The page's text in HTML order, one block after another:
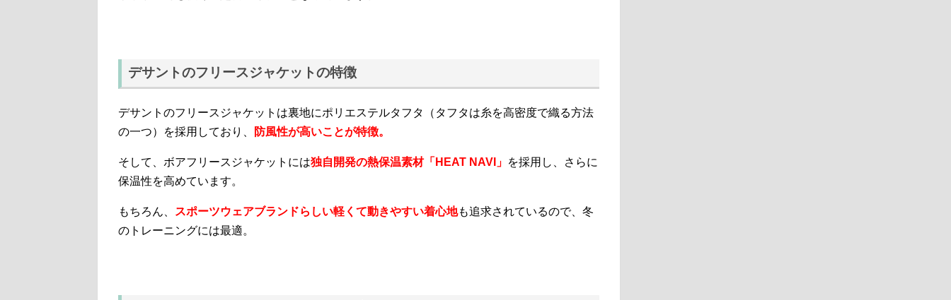
デサントのフリースジャケットの特徴
デサントのフリースジャケットは裏地にポリエステルタフタ（タフタは糸を高密度で織る方法
の一つ）を採用しており、
防風性が高いことが特徴。
そして、ボアフリースジャケットには独自開発の熱保温素材「HEAT NAVI」 を採用し、さらに
保温性を高めています。
もちろん、 スポーツウェアブランドらしい軽くて動きやすい着心地も追求されているので、冬
のトレーニングには最適。